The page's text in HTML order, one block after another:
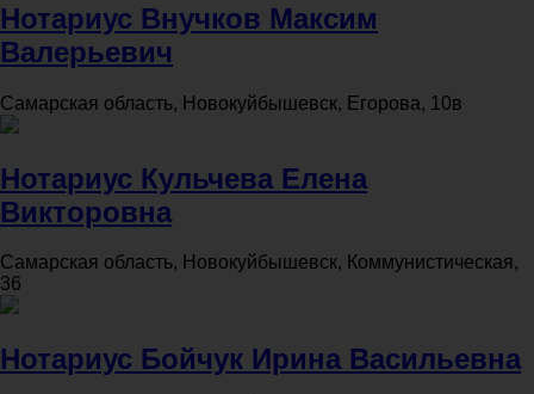
Нотариус Внучков Максим
Валерьевич
Самарская область, Новокуйбышевск, Егорова, 10в
Нотариус Кульчева Елена
Викторовна
Самарская область, Новокуйбышевск, Коммунистическая,
36
Нотариус Бойчук Ирина Васильевна